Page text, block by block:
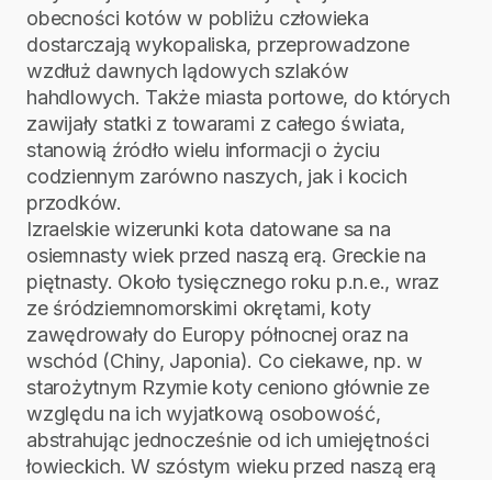
obecności kotów w pobliżu człowieka
dostarczają wykopaliska, przeprowadzone
wzdłuż dawnych lądowych szlaków
hahdlowych. Także miasta portowe, do których
zawijały statki z towarami z całego świata,
stanowią źródło wielu informacji o życiu
codziennym zarówno naszych, jak i kocich
przodków.
Izraelskie wizerunki kota datowane sa na
osiemnasty wiek przed naszą erą. Greckie na
piętnasty. Około tysięcznego roku p.n.e., wraz
ze śródziemnomorskimi okrętami, koty
zawędrowały do Europy północnej oraz na
wschód (Chiny, Japonia). Co ciekawe, np. w
starożytnym Rzymie koty ceniono głównie ze
względu na ich wyjatkową osobowość,
abstrahując jednocześnie od ich umiejętności
łowieckich. W szóstym wieku przed naszą erą